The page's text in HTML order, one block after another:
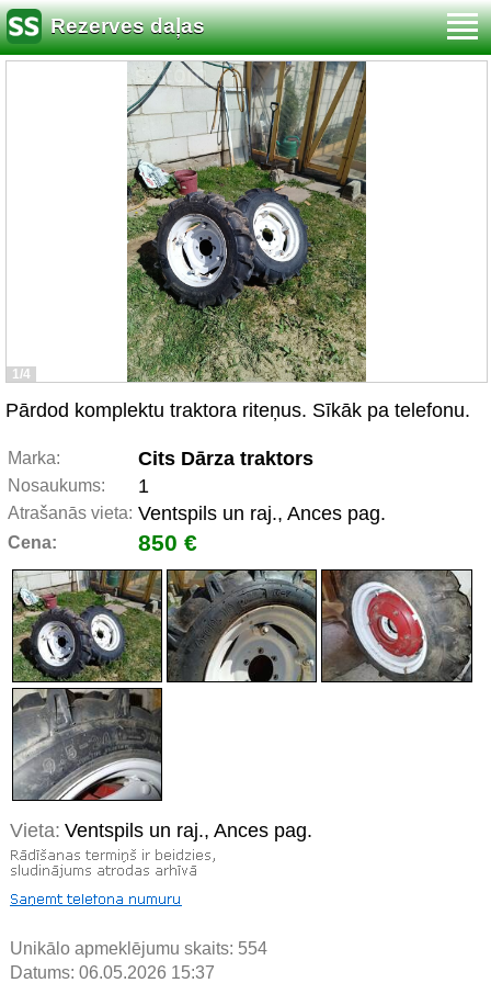
Rezerves daļas
1/4
Pārdod komplektu traktora riteņus. Sīkāk pa telefonu.
Marka: Cits Dārza traktors
Nosaukums: 1
Atrašanās vieta: Ventspils un raj., Ances pag.
Cena: 850 €
Vieta: Ventspils un raj., Ances pag.
Unikālo apmeklējumu skaits: 554
Datums: 06.05.2026 15:37